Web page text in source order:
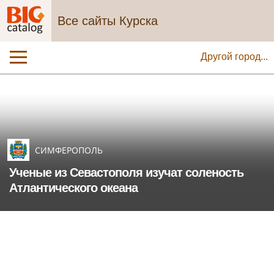
Все сайты Курска
Другой город...
СИМФЕРОПОЛЬ
Ученые из Севастополя изучат соленость
Атлантического океана